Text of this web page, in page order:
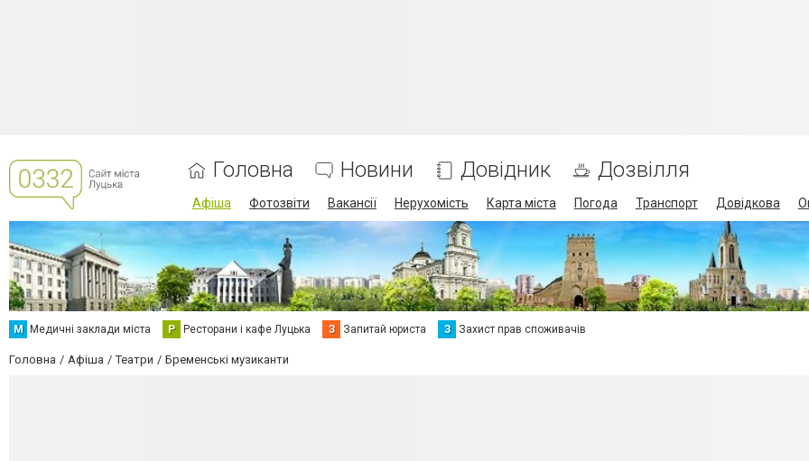
Головна Новини Довідник Дозвілля
Афіша Фотозвіти Вакансії Нерухомість Карта міста Погода Транспорт Довідкова
М Медичні заклади міста Р Ресторани і кафе Луцька З Запитай юриста З Захист прав споживачів
Головна Афіша Театри Бременські музиканти